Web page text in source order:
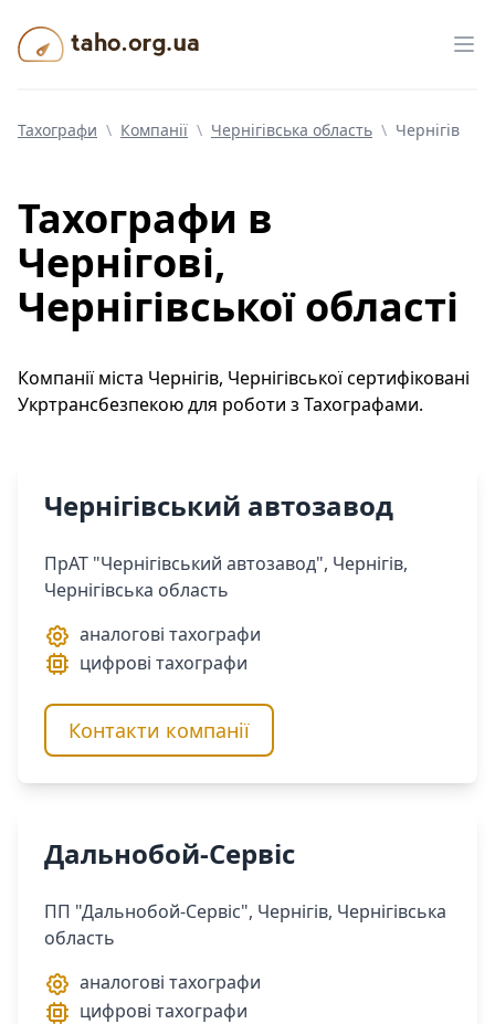
Taho.org.ua
Тахографи \ Компанії \ Чернігівська область \ Чернігів
Тахографи в
Чернігові,
Чернігівської області
Компаніїміста Чернігів, Чернігівськоїсертифіковані
Укртрансбезпекою для роботи з Тахографами.
Чернігівський автозавод
ПрАТ "Чернігівський автозавод", Чернігів,
Чернігівська область
аналогові тахографи
цифрові тахографи
Контакти компанії
Дальнобой-Сервіс
ПП "Дальнобой-Сервіс", Чернігів, Чернігівська
область
аналогові тахографи
цифрові тахографи